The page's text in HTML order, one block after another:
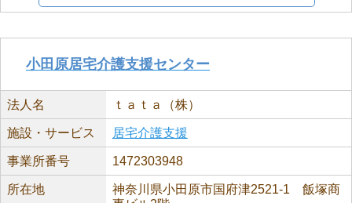
小田原居宅介護支援センター
法人名 ｔａｔａ（株）
施設・サービス 居宅介護支援
事業所番号 1472303948
所在地
神奈川県小田原市国府津2521-1 飯塚商